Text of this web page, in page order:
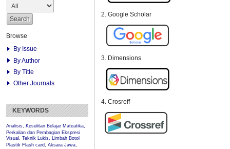
Browse
By Issue
By Author
By Title
Other Journals
KEYWORDS
Analisis, Kesulitan Belajar Mateatika,
Perkalian dan Pembagian Ekspresi
Visual, Teknik Lukis, Limbah Botol
Plastik Flash card, Aksara Jawa,
2. Google Scholar
3. Dimensions
4. Crosreff